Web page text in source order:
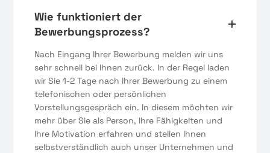
Wie funktioniert der
Bewerbungsprozess?
Nach Eingang Ihrer Bewerbung melden wir uns
sehr schnell bei Ihnen zurück. In der Regel laden
wir Sie 1-2 Tage nach Ihrer Bewerbung zu einem
telefonischen oder persönlichen
Vorstellungsgespräch ein. In diesem möchten wir
mehr über Sie als Person, Ihre Fähigkeiten und
Ihre Motivation erfahren und stellen Ihnen
selbstverständlich auch unser Unternehmen und